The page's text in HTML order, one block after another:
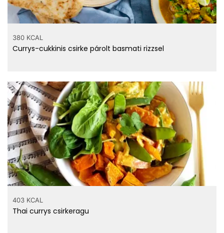
380 KCAL
Currys-cukkinis csirke párolt basmati rizzsel
403 KCAL
Thai currys csirkeragu